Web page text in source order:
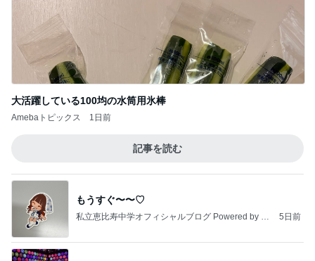
大活躍している100均の水筒用氷棒
Amebaトピックス 1日前
記事を読む
もうすぐ〜〜♡
私立恵比寿中学オフィシャルブログ Powered by A
5日前